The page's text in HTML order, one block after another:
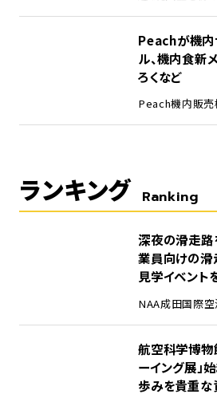
Peachが機内
ル、機内食新
ろくなど
Peach機内販売
ランキング Ranking
深夜の滑走路
業員向けの滑
見学イベント
NAA成田国際
航空科学博物
ーイング展」
歩みを貴重な